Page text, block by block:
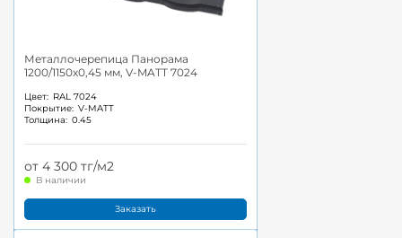
Металлочерепица Панорама
1200/1150x0,45 мм, V-MATT 7024
Цвет: RAL 7024
Покрытие: V-MATT
Толщина: 0.45
от 4 300 тг/м2
В наличии
Заказать